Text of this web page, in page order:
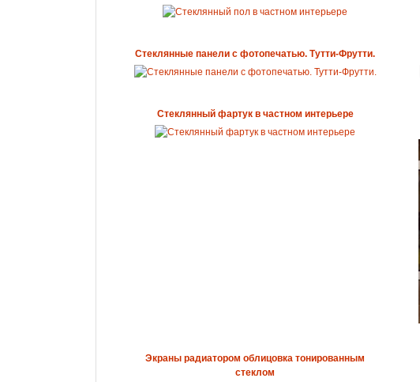
Стеклянные панели с фотопечатью. Тутти-Фрутти.
Стеклянный фартук в частном интерьере
Экраны радиатором облицовка тонированным
стеклом